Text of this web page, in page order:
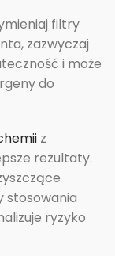
filtry
zazwyczaj
i może
do
z
rezultaty.
stosowania
ryzyko